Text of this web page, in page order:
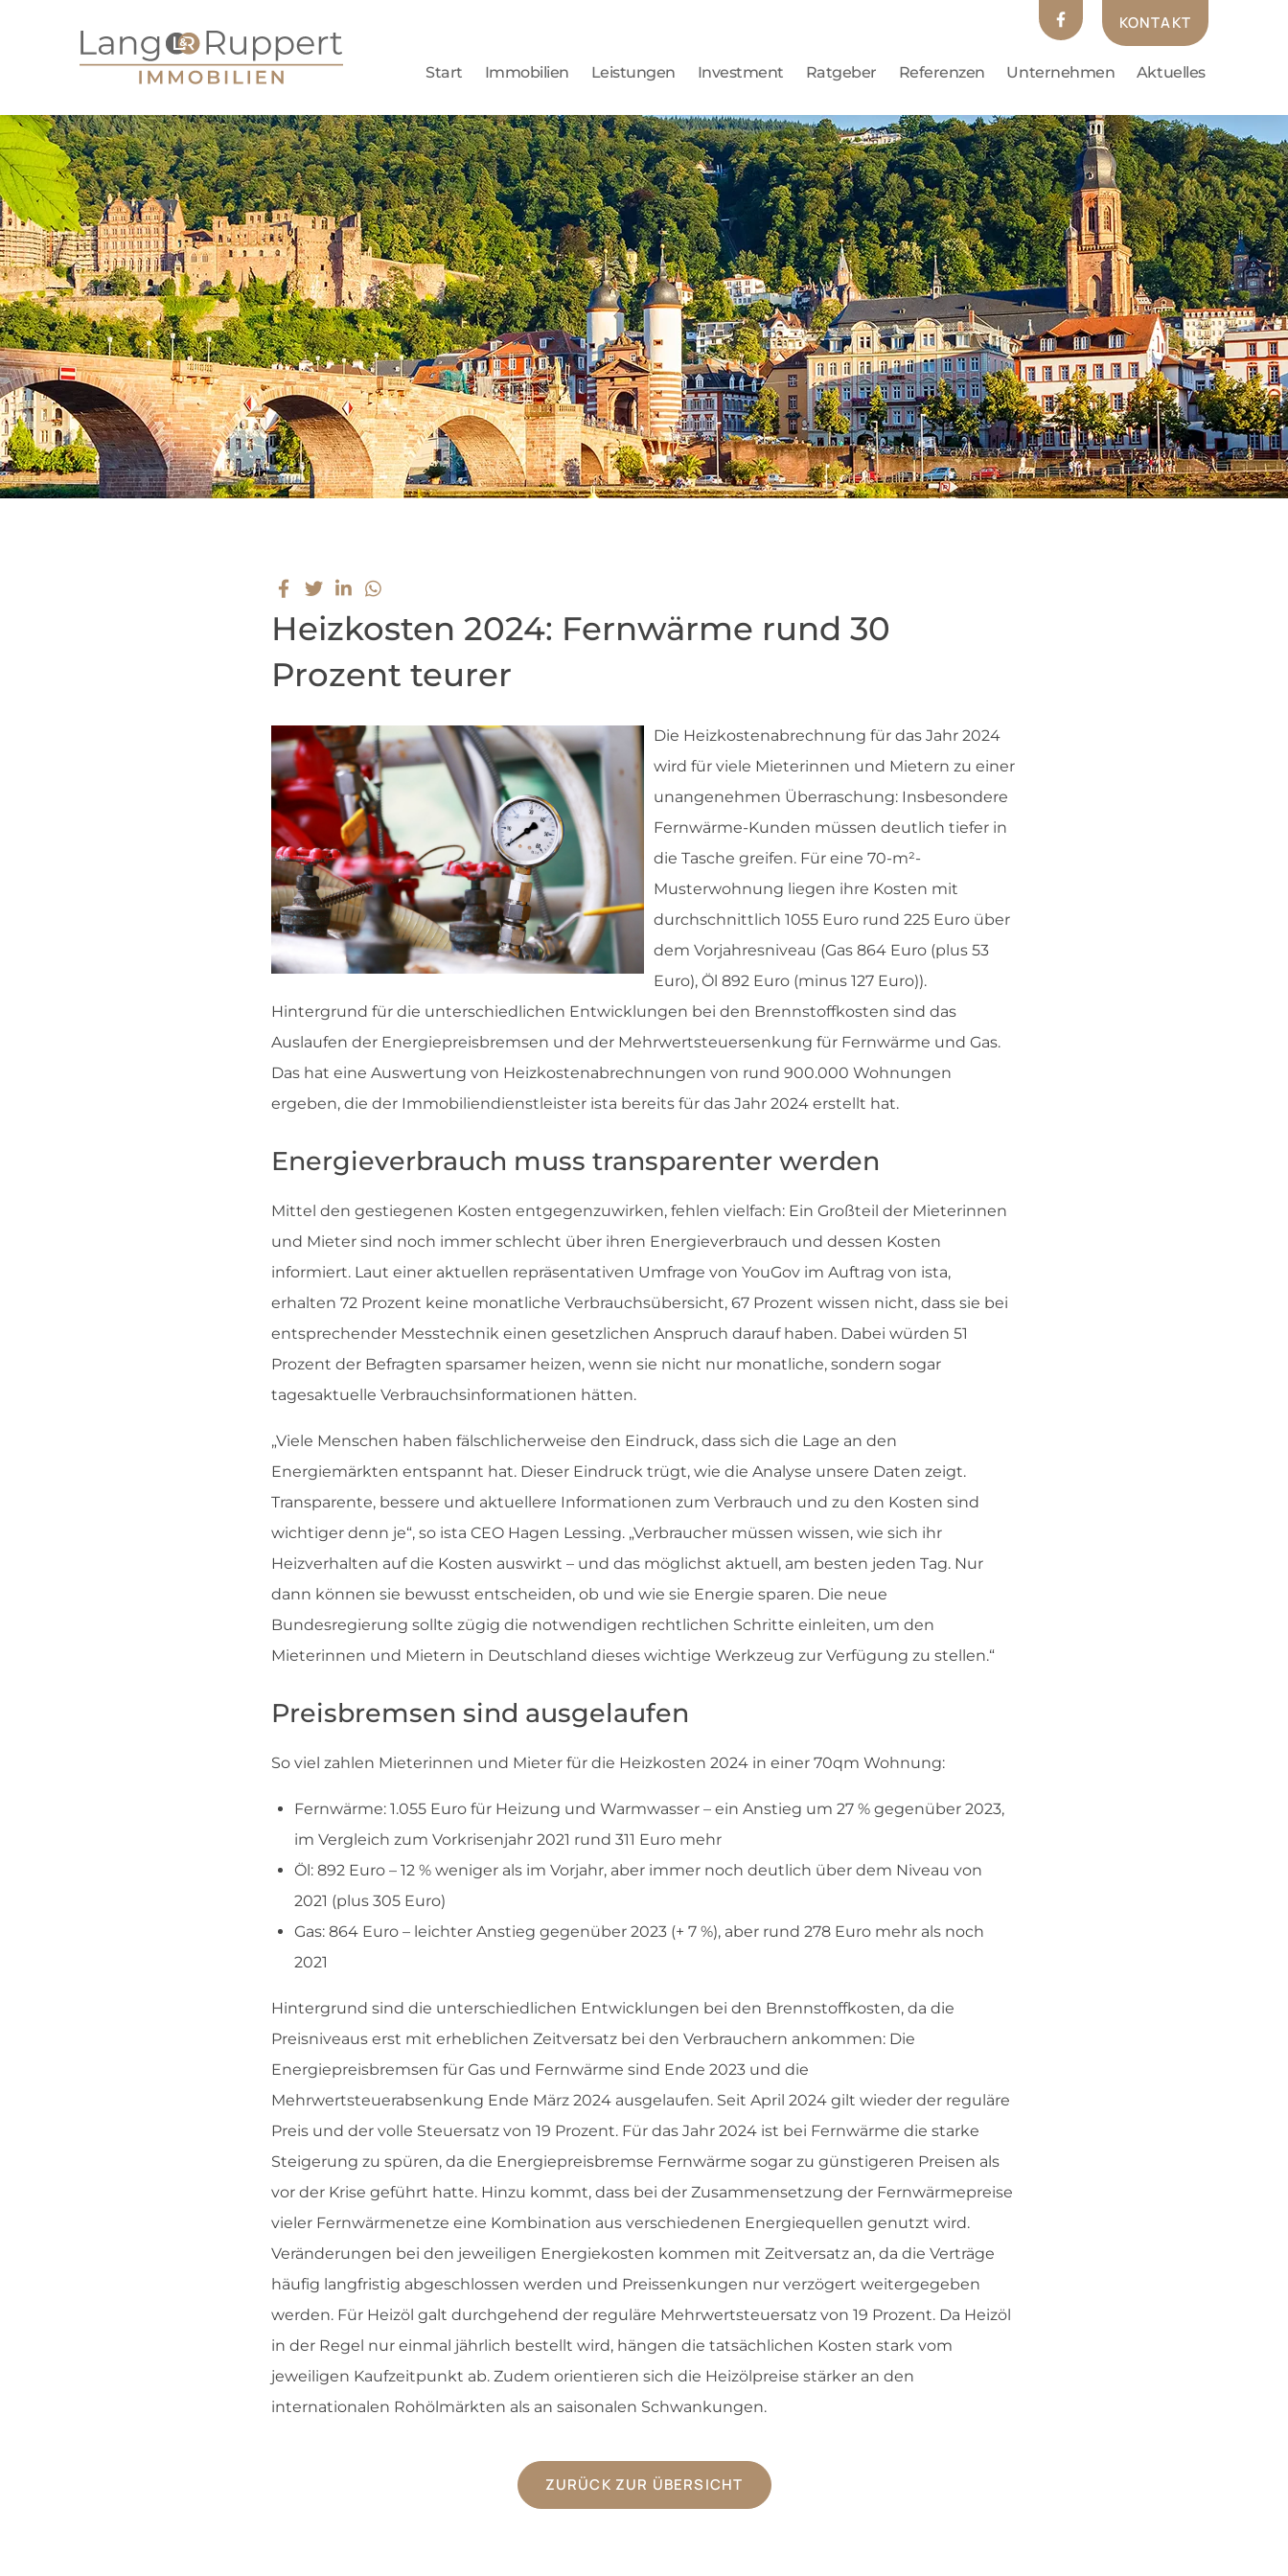
KONTAKT
Start Immobilien Leistungen Investment Ratgeber Referenzen Unternehmen Aktuelles
Heizkosten 2024: Fernwärme rund 30
Prozent teurer
Die Heizkostenabrechnung für das Jahr 2024
wird für viele Mieterinnen und Mietern zu einer
unangenehmen Überraschung: Insbesondere
Fernwärme-​Kunden müssen deutlich tiefer in
die Tasche greifen. Für eine 70-m²-​
Musterwohnung liegen ihre Kosten mit
durchschnittlich 1055 Euro rund 225 Euro über
dem Vorjahresniveau (Gas 864 Euro (plus 53
Euro), Öl 892 Euro (minus 127 Euro)).
Hintergrund für die unterschiedlichen Entwicklungen bei den Brennstoffkosten sind das
Auslaufen der Energiepreisbremsen und der Mehrwertsteuersenkung für Fernwärme und Gas.
Das hat eine Auswertung von Heizkostenabrechnungen von rund 900.000 Wohnungen
ergeben, die der Immobiliendienstleister ista bereits für das Jahr 2024 erstellt hat.
Energieverbrauch muss transparenter werden
Mittel den gestiegenen Kosten entgegenzuwirken, fehlen vielfach: Ein Großteil der Mieterinnen
und Mieter sind noch immer schlecht über ihren Energieverbrauch und dessen Kosten
informiert. Laut einer aktuellen repräsentativen Umfrage von YouGov im Auftrag von ista,
erhalten 72 Prozent keine monatliche Verbrauchsübersicht, 67 Prozent wissen nicht, dass sie bei
entsprechender Messtechnik einen gesetzlichen Anspruch darauf haben. Dabei würden 51
Prozent der Befragten sparsamer heizen, wenn sie nicht nur monatliche, sondern sogar
tagesaktuelle Verbrauchsinformationen hätten.
„Viele Menschen haben fälschlicherweise den Eindruck, dass sich die Lage an den
Energiemärkten entspannt hat. Dieser Eindruck trügt, wie die Analyse unsere Daten zeigt.
Transparente, bessere und aktuellere Informationen zum Verbrauch und zu den Kosten sind
wichtiger denn je“, so ista CEO Hagen Lessing. „Verbraucher müssen wissen, wie sich ihr
Heizverhalten auf die Kosten auswirkt – und das möglichst aktuell, am besten jeden Tag. Nur
dann können sie bewusst entscheiden, ob und wie sie Energie sparen. Die neue
Bundesregierung sollte zügig die notwendigen rechtlichen Schritte einleiten, um den
Mieterinnen und Mietern in Deutschland dieses wichtige Werkzeug zur Verfügung zu stellen.“
Preisbremsen sind ausgelaufen
So viel zahlen Mieterinnen und Mieter für die Heizkosten 2024 in einer 70qm Wohnung:
Fernwärme: 1.055 Euro für Heizung und Warmwasser – ein Anstieg um 27 % gegenüber 2023,
im Vergleich zum Vorkrisenjahr 2021 rund 311 Euro mehr
Öl: 892 Euro – 12 % weniger als im Vorjahr, aber immer noch deutlich über dem Niveau von
2021 (plus 305 Euro)
Gas: 864 Euro – leichter Anstieg gegenüber 2023 (+ 7 %), aber rund 278 Euro mehr als noch
2021
Hintergrund sind die unterschiedlichen Entwicklungen bei den Brennstoffkosten, da die
Preisniveaus erst mit erheblichen Zeitversatz bei den Verbrauchern ankommen: Die
Energiepreisbremsen für Gas und Fernwärme sind Ende 2023 und die
Mehrwertsteuerabsenkung Ende März 2024 ausgelaufen. Seit April 2024 gilt wieder der reguläre
Preis und der volle Steuersatz von 19 Prozent. Für das Jahr 2024 ist bei Fernwärme die starke
Steigerung zu spüren, da die Energiepreisbremse Fernwärme sogar zu günstigeren Preisen als
vor der Krise geführt hatte. Hinzu kommt, dass bei der Zusammensetzung der Fernwärmepreise
vieler Fernwärmenetze eine Kombination aus verschiedenen Energiequellen genutzt wird.
Veränderungen bei den jeweiligen Energiekosten kommen mit Zeitversatz an, da die Verträge
häufig langfristig abgeschlossen werden und Preissenkungen nur verzögert weitergegeben
werden. Für Heizöl galt durchgehend der reguläre Mehrwertsteuersatz von 19 Prozent. Da Heizöl
in der Regel nur einmal jährlich bestellt wird, hängen die tatsächlichen Kosten stark vom
jeweiligen Kaufzeitpunkt ab. Zudem orientieren sich die Heizölpreise stärker an den
internationalen Rohölmärkten als an saisonalen Schwankungen.
ZURÜCK ZUR ÜBERSICHT